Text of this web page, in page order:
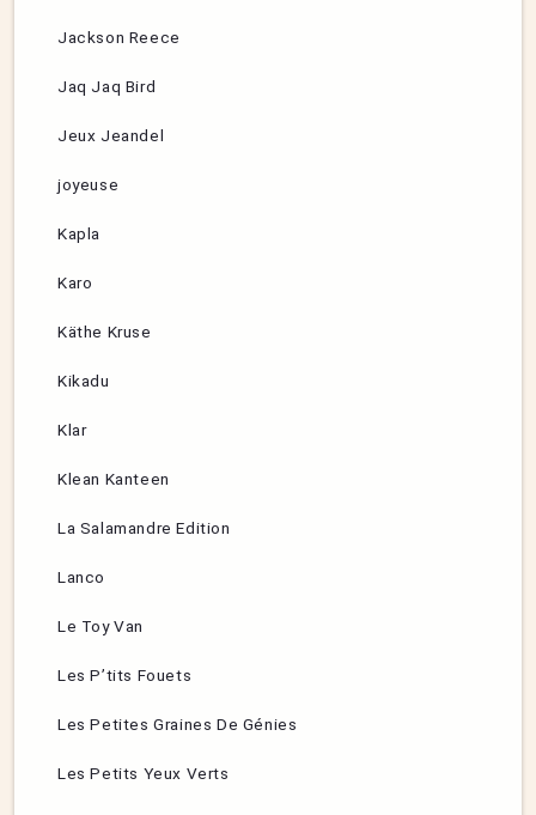
Jackson Reece
Jaq Jaq Bird
Jeux Jeandel
joyeuse
Kapla
Karo
Käthe Kruse
Kikadu
Klar
Klean Kanteen
La Salamandre Edition
Lanco
Le Toy Van
Les P’tits Fouets
Les Petites Graines De Génies
Les Petits Yeux Verts